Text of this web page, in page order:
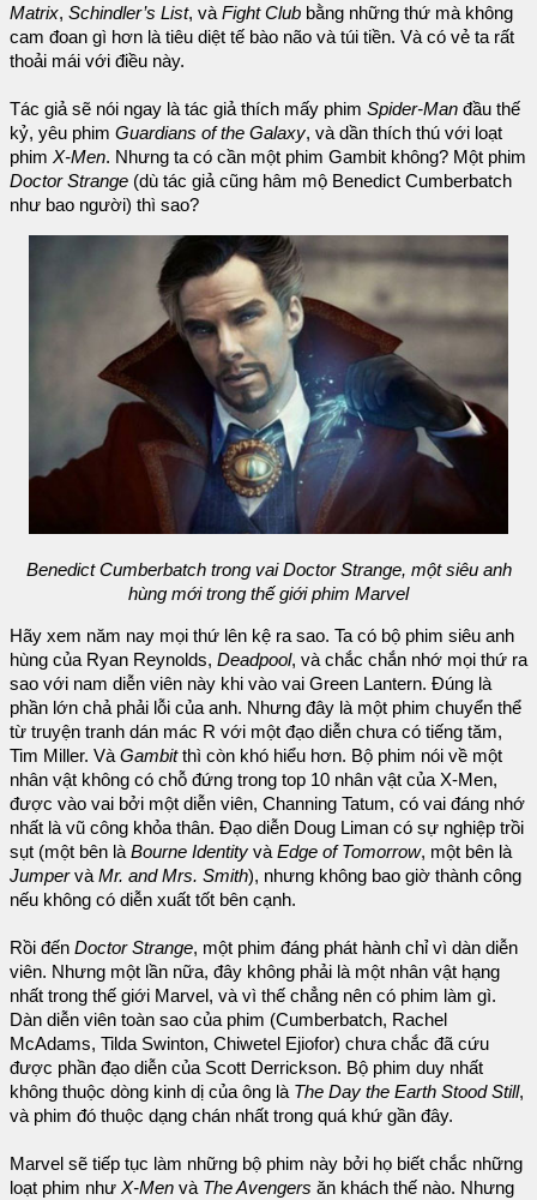
Matrix, Schindler’s List, và Fight Club bằng những thứ mà không
cam đoan gì hơn là tiêu diệt tế bào não và túi tiền. Và có vẻ ta rất
thoải mái với điều này.
Tác giả sẽ nói ngay là tác giả thích mấy phim Spider-Man đầu thế
kỷ, yêu phim Guardians of the Galaxy, và dần thích thú với loạt
phim X-Men. Nhưng ta có cần một phim Gambit không? Một phim
Doctor Strange (dù tác giả cũng hâm mộ Benedict Cumberbatch
như bao người) thì sao?
Benedict Cumberbatch trong vai Doctor Strange, một siêu anh
hùng mới trong thế giới phim Marvel
Hãy xem năm nay mọi thứ lên kệ ra sao. Ta có bộ phim siêu anh
hùng của Ryan Reynolds, Deadpool, và chắc chắn nhớ mọi thứ ra
sao với nam diễn viên này khi vào vai Green Lantern. Đúng là
phần lớn chả phải lỗi của anh. Nhưng đây là một phim chuyển thể
từ truyện tranh dán mác R với một đạo diễn chưa có tiếng tăm,
Tim Miller. Và Gambitthì còn khó hiểu hơn. Bộ phim nói về một
nhân vật không có chỗ đứng trong top 10 nhân vật của X-Men,
được vào vai bởi một diễn viên, Channing Tatum, có vai đáng nhớ
nhất là vũ công khỏa thân. Đạo diễn Doug Liman có sự nghiệp trồi
sụt (một bên là Bourne Identity và Edge of Tomorrow, một bên là
Jumpervà Mr. and Mrs. Smith), nhưng không bao giờ thành công
nếu không có diễn xuất tốt bên cạnh.
Rồi đến Doctor Strange, một phim đáng phát hành chỉ vì dàn diễn
viên. Nhưng một lần nữa, đây không phải là một nhân vật hạng
nhất trong thế giới Marvel, và vì thế chẳng nên có phim làm gì.
Dàn diễn viên toàn sao của phim (Cumberbatch, Rachel
McAdams, Tilda Swinton, Chiwetel Ejiofor) chưa chắc đã cứu
được phần đạo diễn của Scott Derrickson. Bộ phim duy nhất
không thuộc dòng kinh dị của ông là The Day the Earth Stood Still,
và phim đó thuộc dạng chán nhất trong quá khứ gần đây.
Marvel sẽ tiếp tục làm những bộ phim này bởi họ biết chắc những
loạt phim như X-Men và The Avengers ăn khách thế nào. Nhưng